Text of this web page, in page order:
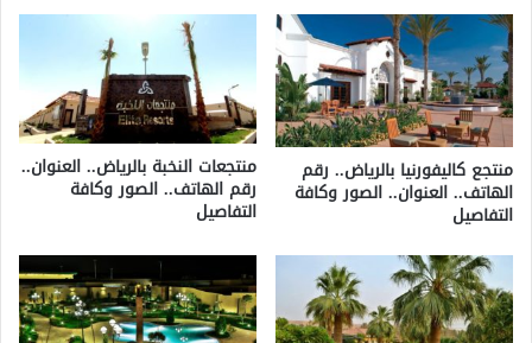
منتجع كاليفورنيا بالرياض.. رقم
الهاتف.. العنوان.. الصور وكافة
التفاصيل
منتجعات النخبة بالرياض.. العنوان..
رقم الهاتف.. الصور وكافة
التفاصيل